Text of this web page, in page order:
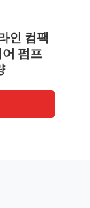
인 컴팩
펌프